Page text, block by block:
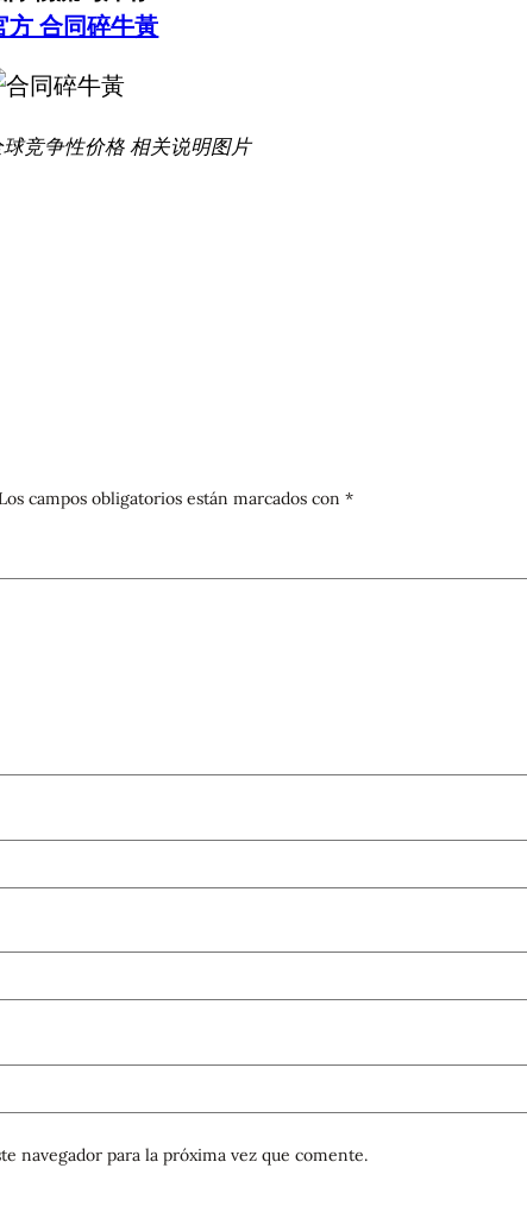
方 合同碎牛黃
竞争性价格 相关说明图片
campos obligatorios están marcados con *
navegador para la próxima vez que comente.